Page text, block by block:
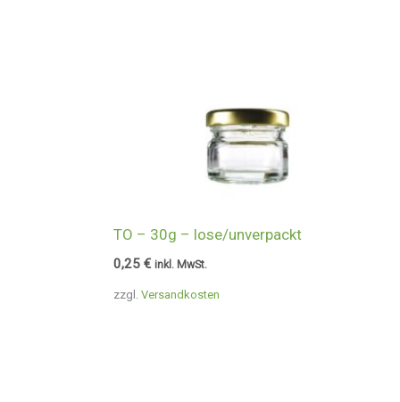
zzgl. Versandkosten
TO – 30g – lose/unverpackt
0,25 € inkl. MwSt.